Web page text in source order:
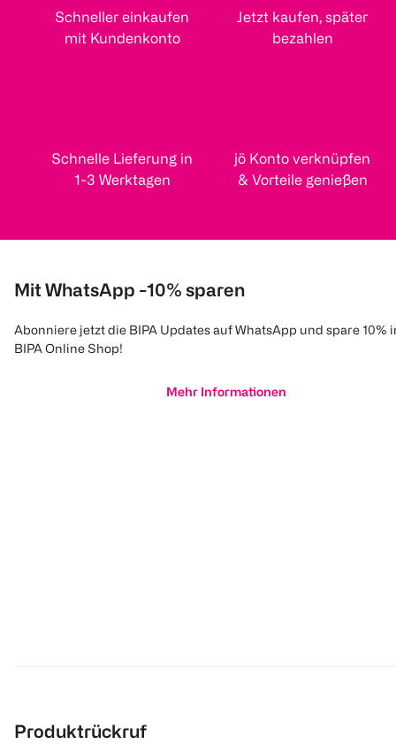
Schneller einkaufen
mit Kundenkonto
Jetzt kaufen, später
bezahlen
Schnelle Lieferung in
1-3 Werktagen
jö Konto verknüpfen
& Vorteile genießen
Mit WhatsApp -10% sparen
Abonniere jetzt die BIPA Updates auf WhatsApp und spare 10%
BIPA Online Shop!
Mehr Informationen
Produktrückruf